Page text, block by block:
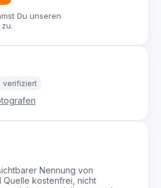
Du unseren
zu.
verifiziert
Nennung von
kostenfrei, nicht